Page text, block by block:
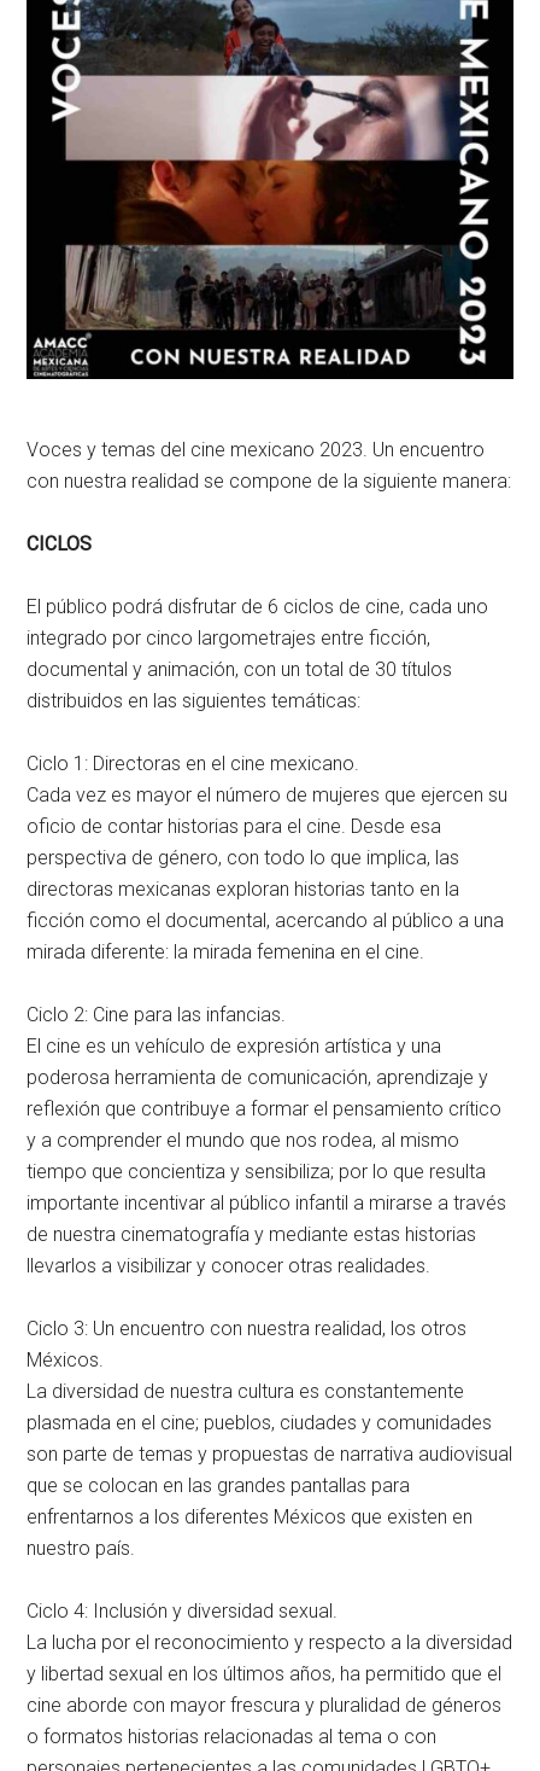
Voces y temas del cine mexicano 2023. Un encuentro
con nuestra realidad se compone de la siguiente manera:
CICLOS
El público podrá disfrutar de 6 ciclos de cine, cada uno
integrado por cinco largometrajes entre ficción,
documental y animación, con un total de 30 títulos
distribuidos en las siguientes temáticas:
Ciclo 1: Directoras en el cine mexicano.
Cada vez es mayor el número de mujeres que ejercen su
oficio de contar historias para el cine. Desde esa
perspectiva de género, con todo lo que implica, las
directoras mexicanas exploran historias tanto en la
ficción como el documental, acercando al público a una
mirada diferente: la mirada femenina en el cine.
Ciclo 2: Cine para las infancias.
El cine es un vehículo de expresión artística y una
poderosa herramienta de comunicación, aprendizaje y
reflexión que contribuye a formar el pensamiento crítico
y a comprender el mundo que nos rodea, al mismo
tiempo que concientiza y sensibiliza; por lo que resulta
importante incentivar al público infantil a mirarse a través
de nuestra cinematografía y mediante estas historias
llevarlos a visibilizar y conocer otras realidades.
Ciclo 3: Un encuentro con nuestra realidad, los otros
Méxicos.
La diversidad de nuestra cultura es constantemente
plasmada en el cine; pueblos, ciudades y comunidades
son parte de temas y propuestas de narrativa audiovisual
que se colocan en las grandes pantallas para
enfrentarnos a los diferentes Méxicos que existen en
nuestro país.
Ciclo 4: Inclusión y diversidad sexual.
La lucha por el reconocimiento y respecto a la diversidad
y libertad sexual en los últimos años, ha permitido que el
cine aborde con mayor frescura y pluralidad de géneros
o formatos historias relacionadas al tema o con